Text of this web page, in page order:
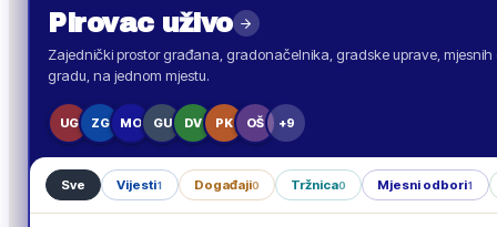
Pirovacuživo
Zajednički prostor građana, gradonačelnika, gradske uprave,
gradu, na jednom mjestu.
UG ZG MO GU DV PK OŠ +9
Sve Vijesti1 Događaji0 Tržnica0 Mjesni odbori1